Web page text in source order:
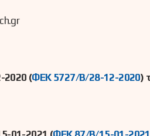
2020 (ΦΕΚ 5727/Β/28-12-2020)